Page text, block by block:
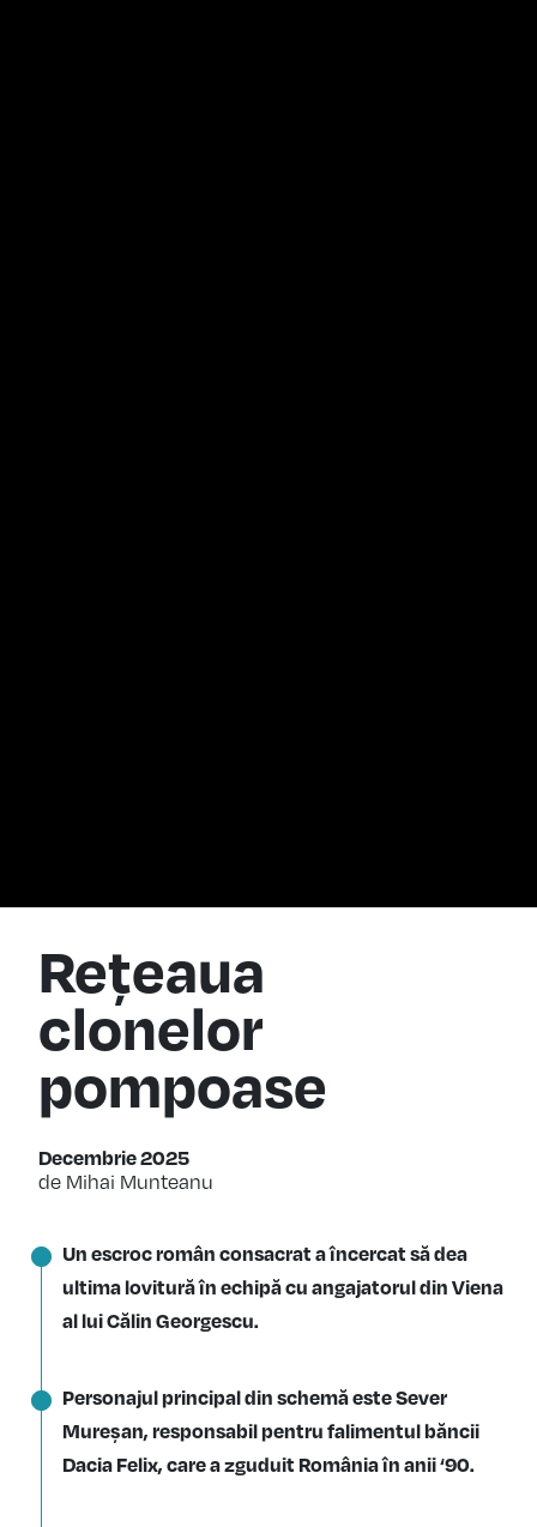
Rețeaua
clonelor
pompoase
Decembrie 2025
de Mihai Munteanu
Un escroc român consacrat a încercat să dea
ultima lovitură în echipă cu angajatorul din Viena
al lui Călin Georgescu.
Personajul principal din schemă este Sever
Mureșan, responsabil pentru falimentul băncii
Dacia Felix, care a zguduit România în anii ‘90.